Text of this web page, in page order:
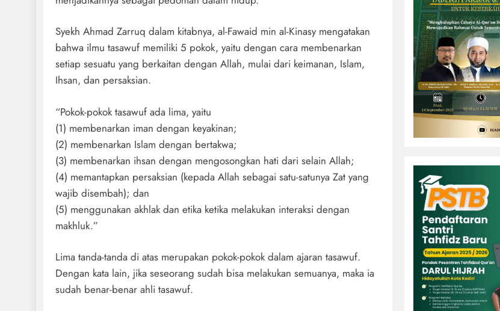
Syekh Ahmad Zarruq dalam kitabnya, al-Fawaid min al-Kinasy mengatakan
bahwa ilmu tasawuf memiliki 5 pokok, yaitu dengan cara membenarkan
setiap sesuatu yang berkaitan dengan Allah, mulai dari keimanan, Islam,
Ihsan, dan persaksian.
“Pokok-pokok tasawuf ada lima, yaitu
(1) membenarkan iman dengan keyakinan;
(2) membenarkan Islam dengan bertakwa;
(3) membenarkan ihsan dengan mengosongkan hati dari selain Allah;
(4) memantapkan persaksian (kepada Allah sebagai satu-satunya Zat yang
wajib disembah); dan
(5) menggunakan akhlak dan etika ketika melakukan interaksi dengan
makhluk.”
Lima tanda-tanda di atas merupakan pokok-pokok dalam ajaran tasawuf.
Dengan kata lain, jika seseorang sudah bisa melakukan semuanya, maka ia
sudah benar-benar ahli tasawuf.